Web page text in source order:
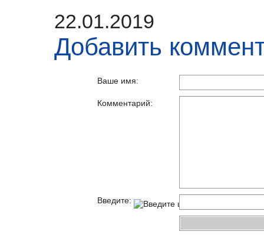
22.01.2019
Добавить
Ваше имя:
Комментарий:
Введите: